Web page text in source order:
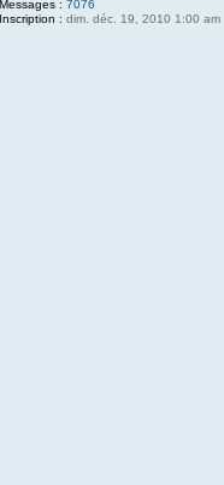
Messages : 7076
Inscription : dim. déc. 19, 2010 1:00 am